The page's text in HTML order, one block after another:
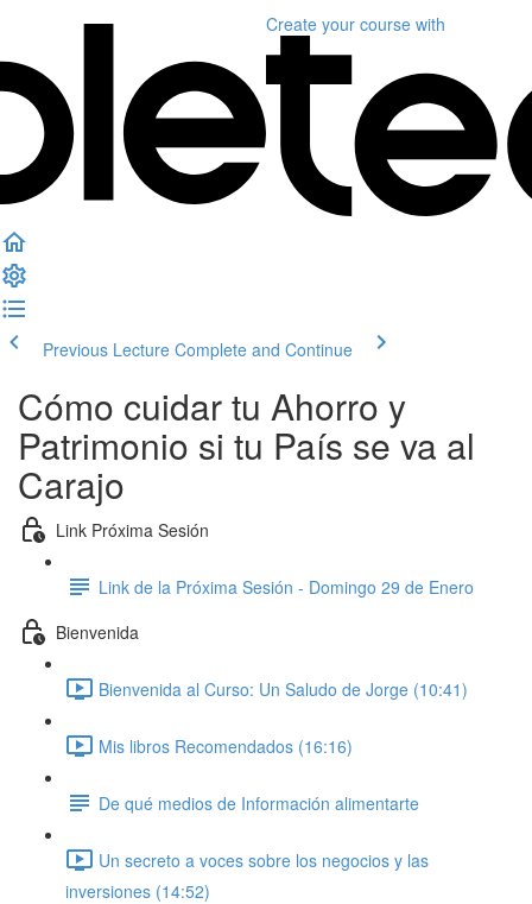
Create your course with
Previous Lecture Complete and Continue
Cómo cuidar tu Ahorro y
Patrimonio si tu País se va al
Carajo
Link Próxima Sesión
Link de la Próxima Sesión - Domingo 29 de Enero
Bienvenida
Bienvenida al Curso: Un Saludo de Jorge (10:41)
Mis libros Recomendados (16:16)
De qué medios de Información alimentarte
Un secreto a voces sobre los negocios y las
inversiones (14:52)